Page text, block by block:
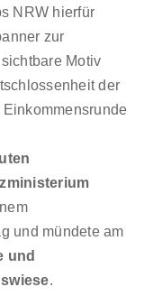
NRW hierfür
zur
Motiv
der
und mündete am
und
.